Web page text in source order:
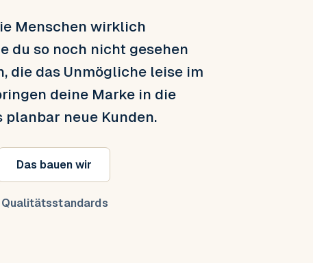
Menschen wirklich
du so noch nicht gesehen
die das Unmögliche leise im
deine Marke in die
neue Kunden.
Das bauen wir